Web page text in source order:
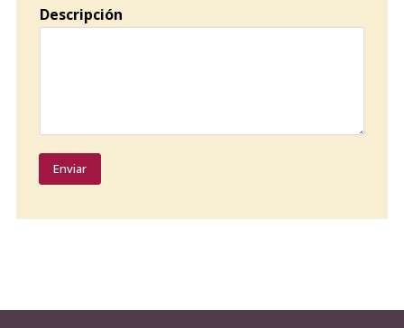
Descripción
Enviar